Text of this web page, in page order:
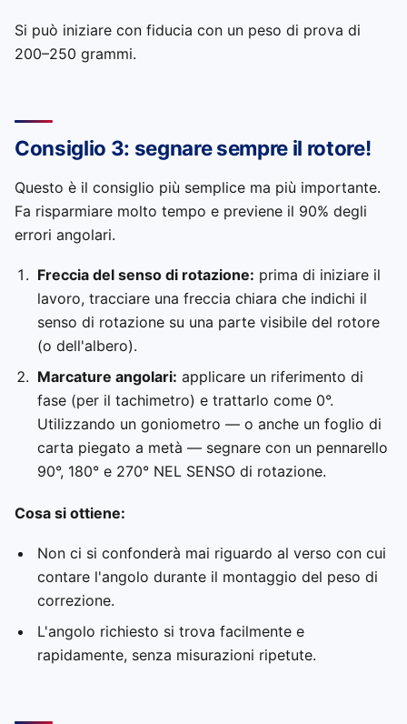
Si può iniziare con fiducia con un peso di prova di
200–250 grammi.
Consiglio 3: segnare sempre il rotore!
Questo è il consiglio più semplice ma più importante.
Fa risparmiare molto tempo e previene il 90% degli
errori angolari.
Freccia del senso di rotazione: prima di iniziare il
lavoro, tracciare una freccia chiara che indichi il
senso di rotazione su una parte visibile del rotore
(o dell'albero).
Marcature angolari: applicare un riferimento di
fase (per il tachimetro) e trattarlo come 0°.
Utilizzando un goniometro — o anche un foglio di
carta piegato a metà — segnare con un pennarello
90°, 180° e 270° NEL SENSO di rotazione.
Cosa si ottiene:
Non ci si confonderà mai riguardo al verso con cui
contare l'angolo durante il montaggio del peso di
correzione.
L'angolo richiesto si trova facilmente e
rapidamente, senza misurazioni ripetute.